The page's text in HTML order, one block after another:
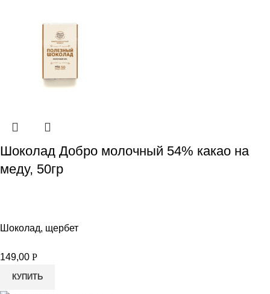
Шоколад Добро молочный 54% какао на
меду, 50гр
Шоколад, щербет
149,00 Р
КУПИТЬ